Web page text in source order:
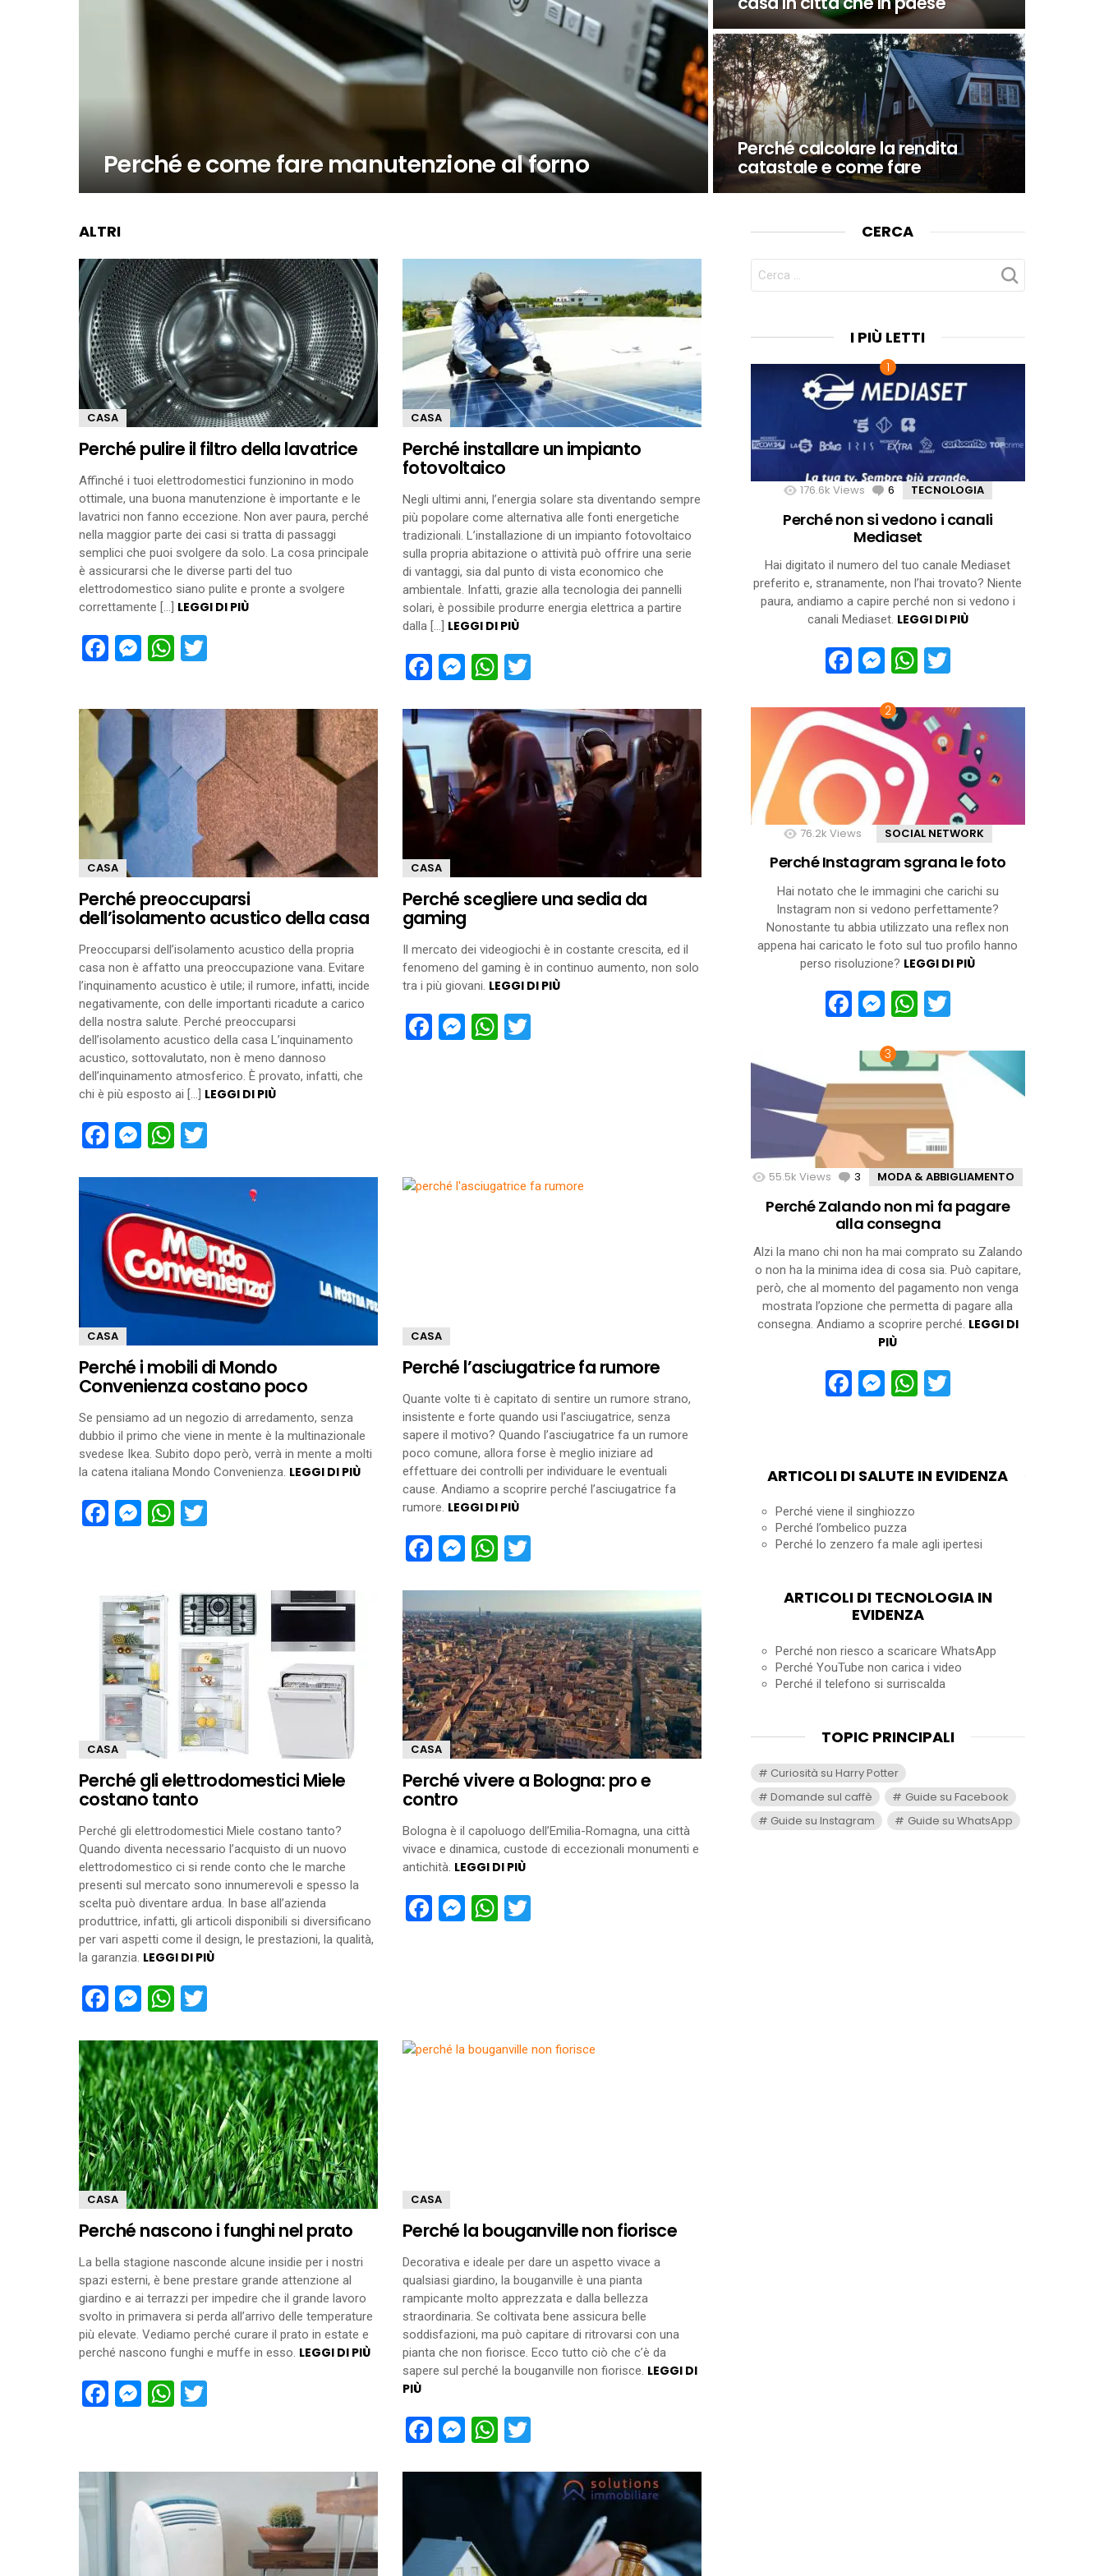
Perché e come fare manutenzione al forno Perché calcolare la rendita
catastale e come fare
ALTRI
CASA
Perché pulire il filtro della lavatrice
Affinché i tuoi elettrodomestici funzionino in modo
ottimale, una buona manutenzione è importante e le
lavatrici non fanno eccezione. Non aver paura, perché
nella maggior parte dei casi si tratta di passaggi
semplici che puoi svolgere da solo. La cosa principale
è assicurarsi che le diverse parti del tuo
elettrodomestico siano pulite e pronte a svolgere
correttamente […] LEGGI DI PIÙ
Facebook
Messenger
WhatsApp
CASA
Perché installare un impianto
fotovoltaico
Negli ultimi anni, l’energia solare sta diventando sempre
più popolare come alternativa alle fonti energetiche
tradizionali. L’installazione di un impianto fotovoltaico
sulla propria abitazione o attività può offrire una serie
di vantaggi, sia dal punto di vista economico che
ambientale. Infatti, grazie alla tecnologia dei pannelli
solari, è possibile produrre energia elettrica a partire
dalla […] LEGGI DI PIÙ
Facebook
Messenger
WhatsApp
CASA
Perché preoccuparsi
dell’isolamento acustico della casa
Preoccuparsi dell’isolamento acustico della propria
casa non è affatto una preoccupazione vana. Evitare
l’inquinamento acustico è utile; il rumore, infatti, incide
negativamente, con delle importanti ricadute a carico
della nostra salute. Perché preoccuparsi
dell’isolamento acustico della casa L’inquinamento
acustico, sottovalutato, non è meno dannoso
dell’inquinamento atmosferico. È provato, infatti, che
chi è più esposto ai […] LEGGI DI PIÙ
Facebook
Messenger
WhatsApp
CASA
Perché scegliere una sedia da
gaming
Il mercato dei videogiochi è in costante crescita, ed il
fenomeno del gaming è in continuo aumento, non solo
tra i più giovani. LEGGI DI PIÙ
Facebook
Messenger
WhatsApp
CASA
Perché i mobili di Mondo
Convenienza costano poco
Se pensiamo ad un negozio di arredamento, senza
dubbio il primo che viene in mente è la multinazionale
svedese Ikea. Subito dopo però, verrà in mente a molti
la catena italiana Mondo Convenienza. LEGGI DI PIÙ
Facebook
Messenger
WhatsApp
CASA
Perché l’asciugatrice fa rumore
Quante volte ti è capitato di sentire un rumore strano,
insistente e forte quando usi l’asciugatrice, senza
sapere il motivo? Quando l’asciugatrice fa un rumore
poco comune, allora forse è meglio iniziare ad
effettuare dei controlli per individuare le eventuali
cause. Andiamo a scoprire perché l’asciugatrice fa
rumore. LEGGI DI PIÙ
Facebook
Messenger
WhatsApp
CASA
Perché gli elettrodomestici Miele
costano tanto
Perché gli elettrodomestici Miele costano tanto?
Quando diventa necessario l’acquisto di un nuovo
elettrodomestico ci si rende conto che le marche
presenti sul mercato sono innumerevoli e spesso la
scelta può diventare ardua. In base all’azienda
produttrice, infatti, gli articoli disponibili si diversificano
per vari aspetti come il design, le prestazioni, la qualità,
la garanzia. LEGGI DI PIÙ
Facebook
Messenger
WhatsApp
CASA
Perché vivere a Bologna: pro e
contro
Bologna è il capoluogo dell’Emilia-Romagna, una città
vivace e dinamica, custode di eccezionali monumenti e
antichità. LEGGI DI PIÙ
Facebook
Messenger
WhatsApp
CASA
Perché nascono i funghi nel prato
La bella stagione nasconde alcune insidie per i nostri
spazi esterni, è bene prestare grande attenzione al
giardino e ai terrazzi per impedire che il grande lavoro
svolto in primavera si perda all’arrivo delle temperature
più elevate. Vediamo perché curare il prato in estate e
perché nascono funghi e muffe in esso. LEGGI DI PIÙ
Facebook
Messenger
WhatsApp
CASA
Perché la bouganville non fiorisce
Decorativa e ideale per dare un aspetto vivace a
qualsiasi giardino, la bouganville è una pianta
rampicante molto apprezzata e dalla bellezza
straordinaria. Se coltivata bene assicura belle
soddisfazioni, ma può capitare di ritrovarsi con una
pianta che non fiorisce. Ecco tutto ciò che c’è da
sapere sul perché la bouganville non fiorisce. LEGGI DI
PIÙ
Facebook
Messenger
WhatsApp
CERCA
PER:
I PIÙ LETTI
176.6k Views 6 Comments
TECNOLOGIA
Perché non si vedono i canali
Mediaset
Hai digitato il numero del tuo canale Mediaset
preferito e, stranamente, non l’hai trovato? Niente
paura, andiamo a capire perché non si vedono i
canali Mediaset. LEGGI DI PIÙ
Facebook
Messenger
WhatsApp
Twitter
76.2k Views SOCIAL NETWORK
Perché Instagram sgrana le foto
Hai notato che le immagini che carichi su
Instagram non si vedono perfettamente?
Nonostante tu abbia utilizzato una reflex non
appena hai caricato le foto sul tuo profilo hanno
perso risoluzione? LEGGI DI PIÙ
Facebook
Messenger
WhatsApp
55.5k Views 3 Comments
MODA & ABBIGLIAMENTO
Perché Zalando non mi fa pagare
alla consegna
Alzi la mano chi non ha mai comprato su Zalando
o non ha la minima idea di cosa sia. Può capitare,
però, che al momento del pagamento non venga
mostrata l’opzione che permetta di pagare alla
consegna. Andiamo a scoprire perché. LEGGI DI
PIÙ
Facebook
Messenger
WhatsApp
Twitter
ARTICOLI DI SALUTE IN EVIDENZA
Perché viene il singhiozzo
Perché l’ombelico puzza
Perché lo zenzero fa male agli ipertesi
ARTICOLI DI TECNOLOGIA IN
EVIDENZA
Perché non riesco a scaricare WhatsApp
Perché YouTube non carica i video
Perché il telefono si surriscalda
TOPIC PRINCIPALI
Curiosità su Harry Potter
Domande sul caffè
Guide su Facebook
Guide su Instagram
Guide su WhatsApp